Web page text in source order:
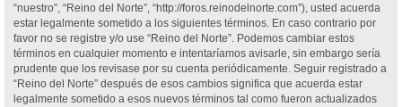
“nuestro”, “Reino del Norte”, “http://foros.reinodelnorte.com”), usted acuerda
estar legalmente sometido a los siguientes términos. En caso contrario por
favor no se registre y/o use “Reino del Norte”. Podemos cambiar estos
términos en cualquier momento e intentaríamos avisarle, sin embargo sería
prudente que los revisase por su cuenta periódicamente. Seguir registrado a
“Reino del Norte” después de esos cambios significa que acuerda estar
legalmente sometido a esos nuevos términos tal como fueron actualizados